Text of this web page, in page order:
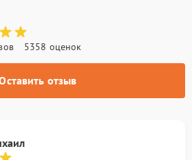
5358 оценок
отзыв